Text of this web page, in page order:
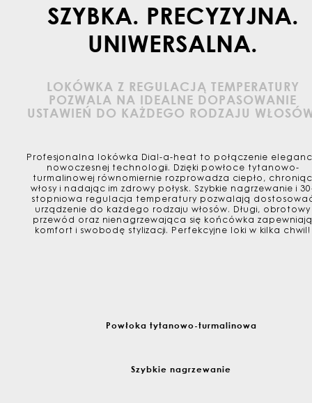
SZYBKA. PRECYZYJNA.
UNIWERSALNA.
LOKÓWKA Z REGULACJĄ TEMPERATURY
POZWALA NA IDEALNE DOPASOWANIE
USTAWIEŃ DO KAŻDEGO RODZAJU
Profesjonalna lokówka Dial-a-heat to połączenie
nowoczesnej technologii. Dzięki powłoce tytanowo-
turmalinowej równomiernie rozprowadza ciepło, chroniąc
włosy i nadając im zdrowy połysk. Szybkie nagrzewanie i
stopniowa regulacja temperatury pozwalają
urządzenie do każdego rodzaju włosów. Długi, obrotowy
przewód oraz nienagrzewająca się końcówka zapewniają
komfort i swobodę stylizacji. Perfekcyjne loki w kilka chwil!
Powłoka tytanowo-turmalinowa
Szybkie nagrzewanie